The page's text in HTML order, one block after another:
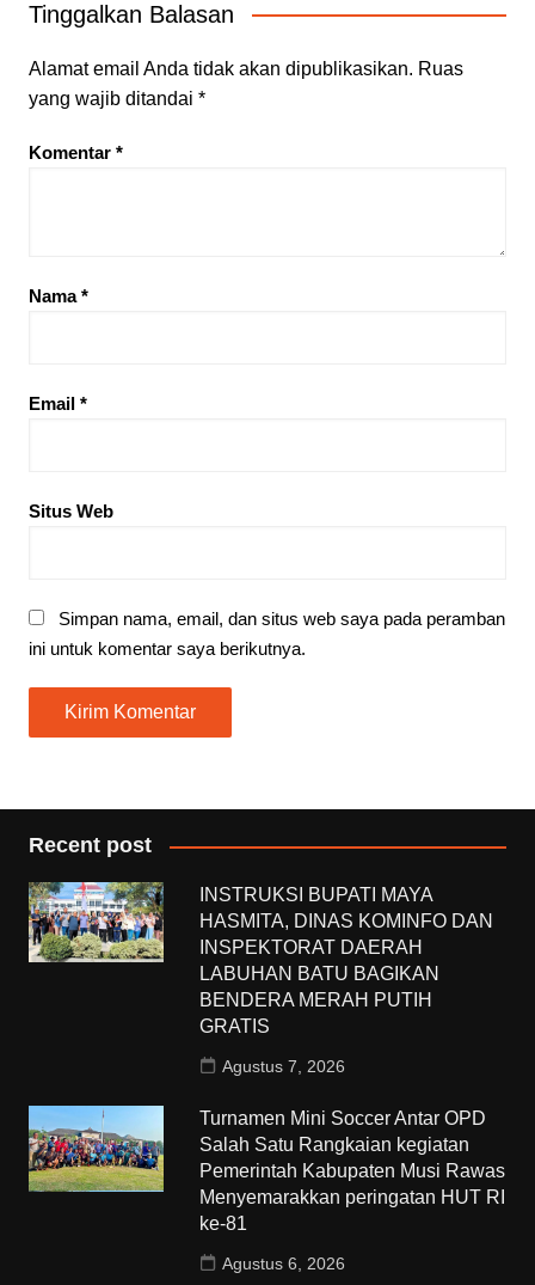
Tinggalkan Balasan
Alamat email Anda tidak akan dipublikasikan. Ruas
yang wajib ditandai *
Komentar *
Nama*
Email *
Situs Web
Simpan nama, email, dan situs web saya pada peramban
ini untuk komentar saya berikutnya.
Recent post
INSTRUKSI BUPATI MAYA
HASMITA, DINAS KOMINFO DAN
INSPEKTORAT DAERAH
LABUHAN BATU BAGIKAN
BENDERA MERAH PUTIH
GRATIS
Agustus 7, 2026
Turnamen Mini Soccer Antar OPD
Salah Satu Rangkaian kegiatan
Pemerintah Kabupaten Musi Rawas
Menyemarakkan peringatan HUT RI
ke-81
Agustus 6, 2026